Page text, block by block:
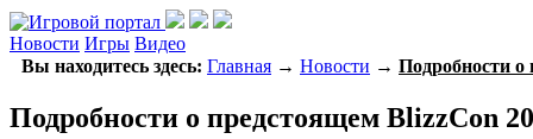
Новости Игры Видео
Вы находитесь здесь: Главная → Новости → Подробности о
Подробности о предстоящем BlizzCon